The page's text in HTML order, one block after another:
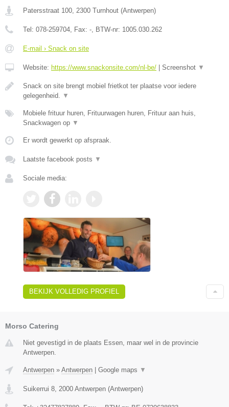
Patersstraat 100, 2300 Turnhout (Antwerpen)
Tel: 078-259704, Fax: -, BTW-nr: 1005.030.262
E-mail › Snack on site
Website: https://www.snackonsite.com/nl-be/ Screenshot ▼
Snack on site brengt mobiel frietkot ter plaatse voor iedere
gelegenheid. ▼
Mobiele frituur huren, Frituurwagen huren, Frituur aan huis,
Snackwagen op ▼
Er wordt gewerkt op afspraak.
Laatste facebook posts ▼
Sociale media:
BEKIJK VOLLEDIG PROFIEL
Morso Catering
Niet gevestigd in de plaats Essen, maar wel in de provincie
Antwerpen.
Antwerpen » Antwerpen Google maps ▼
Suikerrui 8, 2000 Antwerpen (Antwerpen)